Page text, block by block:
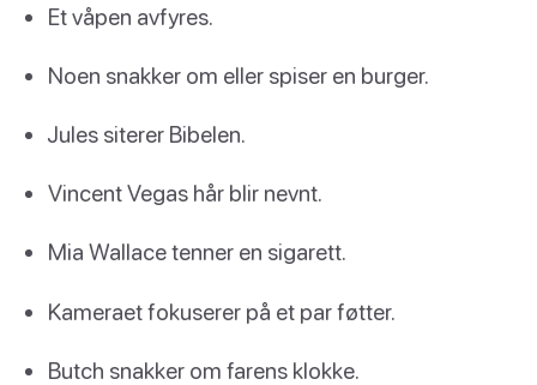
Et våpen avfyres.
Noen snakker om eller spiser en burger.
Jules siterer Bibelen.
Vincent Vegas hår blir nevnt.
Mia Wallace tenner en sigarett.
Kameraet fokuserer på et par føtter.
Butch snakker om farens klokke.